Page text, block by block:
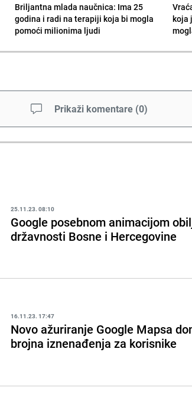
Briljantna mlada naučnica: Ima 25
godina i radi na terapiji koja bi mogla
pomoći milionima ljudi
koja
Prikaži komentare (0)
25.11.23. 08:10
Google posebnom animacijom
državnosti Bosne i Hercegovine
16.11.23. 17:47
Novo ažuriranje Google Mapsa
brojna iznenađenja za korisnike